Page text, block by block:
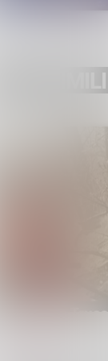
POST SIMILI